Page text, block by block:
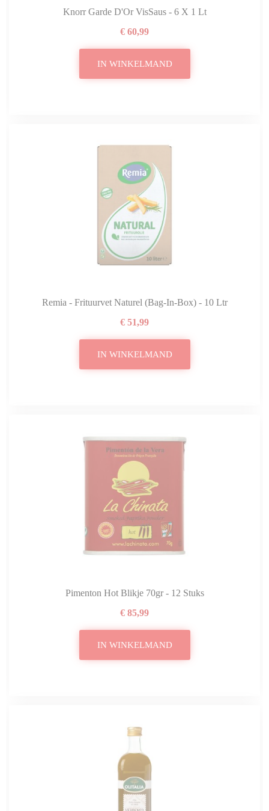
Knorr Garde D'Or VisSaus - 6 X 1 Lt
€ 60,99
IN WINKELMAND
Remia - Frituurvet Naturel (Bag-In-Box) - 10 Ltr
€ 51,99
IN WINKELMAND
Pimenton Hot Blikje 70gr - 12 Stuks
€ 85,99
IN WINKELMAND